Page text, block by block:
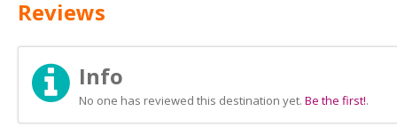
Reviews
Info
No one has reviewed this destination yet. Be the first!.